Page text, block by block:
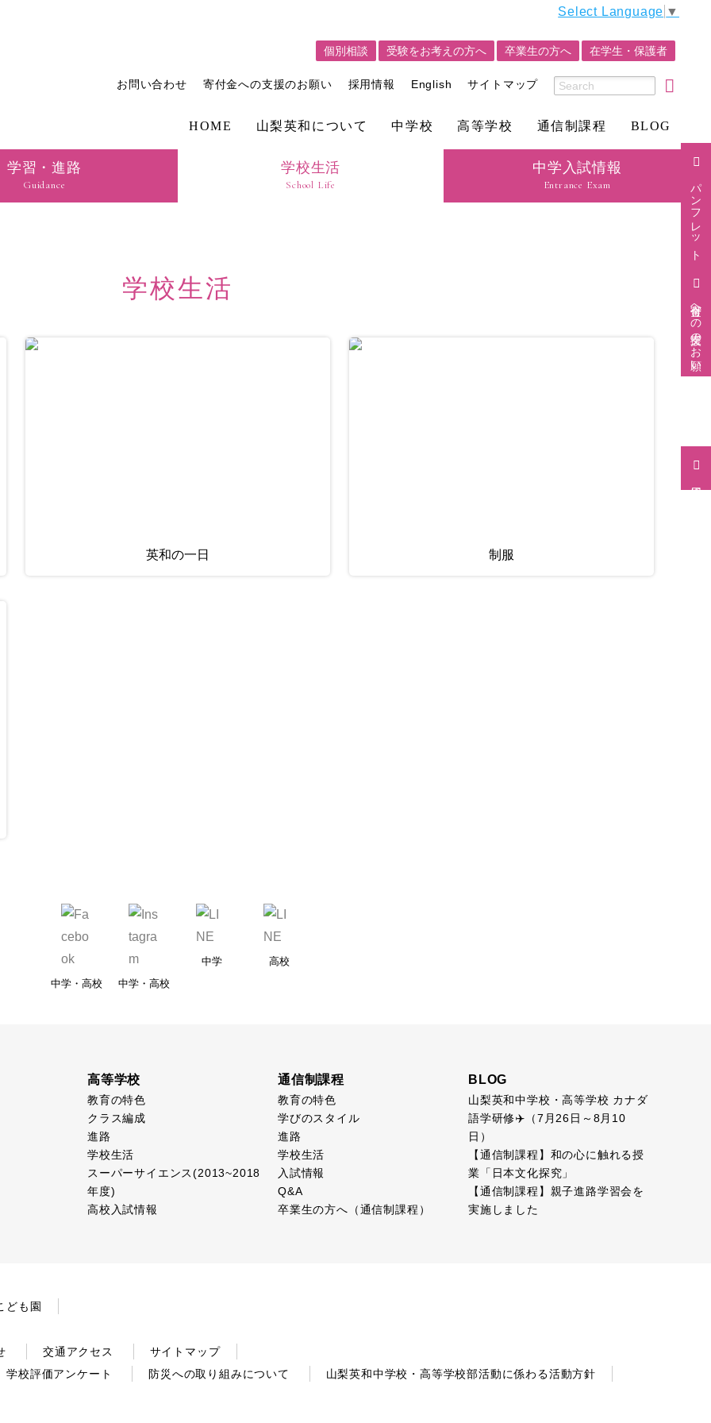
Select Language ▼
個別相談 受験をお考えの方へ 卒業生の方へ 在学生・保護者
お問い合わせ 寄付金への支援のお願い 採用情報 English サイトマップ
パンフレット
寄付金への支援のお願い
HOME 山梨英和について 中学校 高等学校 通信制課程 BLOG
学習・進路
Guidance
学校生活
School Life
中学入試情報
Entrance Exam
学校生活
英和の一日 制服
中学・高校 中学・高校
中学 高校
高等学校
教育の特色
クラス編成
進路
学校生活
スーパーサイエンス(2013~2018
年度)
高校入試情報
通信制課程
教育の特色
学びのスタイル
進路
学校生活
入試情報
Q&A
卒業生の方へ（通信制課程）
BLOG
山梨英和中学校・高等学校 カナダ
語学研修✈️（7月26日～8月10
日）
【通信制課程】和の心に触れる授
業「日本文化探究」
【通信制課程】親子進路学習会を
実施しました
ども園
交通アクセス
サイトマップ
学校評価アンケート
防災への取り組みについて 山梨英和中学校・高等学校部活動に係わる活動方針